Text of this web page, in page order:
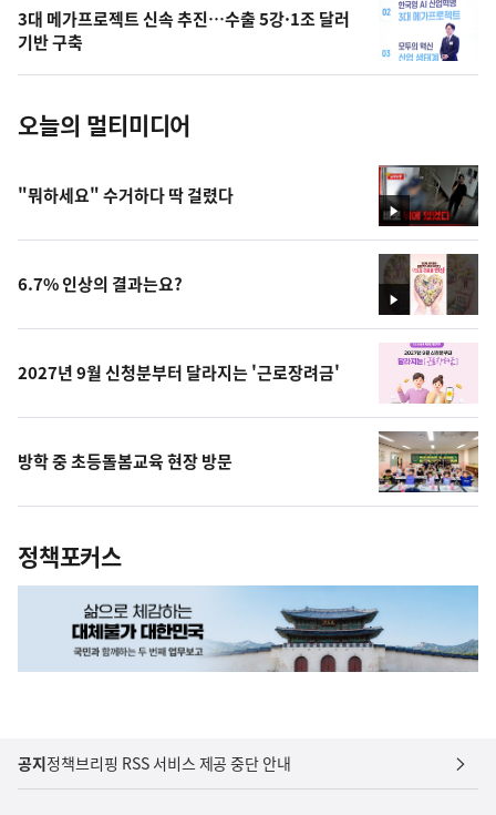
사
진
3대 메가프로젝트 신속 추진…수출 5강·1조 달러
기반 구축
오늘의 멀티미디어
영
상
"뭐하세요" 수거하다 딱 걸렸다
영
상
6.7% 인상의 결과는요?
2027년 9월 신청분부터 달라지는 '근로장려금'
방학 중 초등돌봄교육 현장 방문
정책포커스
공지정책브리핑 RSS 서비스 제공 중단 안내